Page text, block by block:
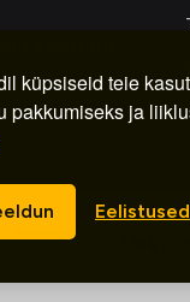
küpsiseid teie
pakkumiseks ja
Eelistused